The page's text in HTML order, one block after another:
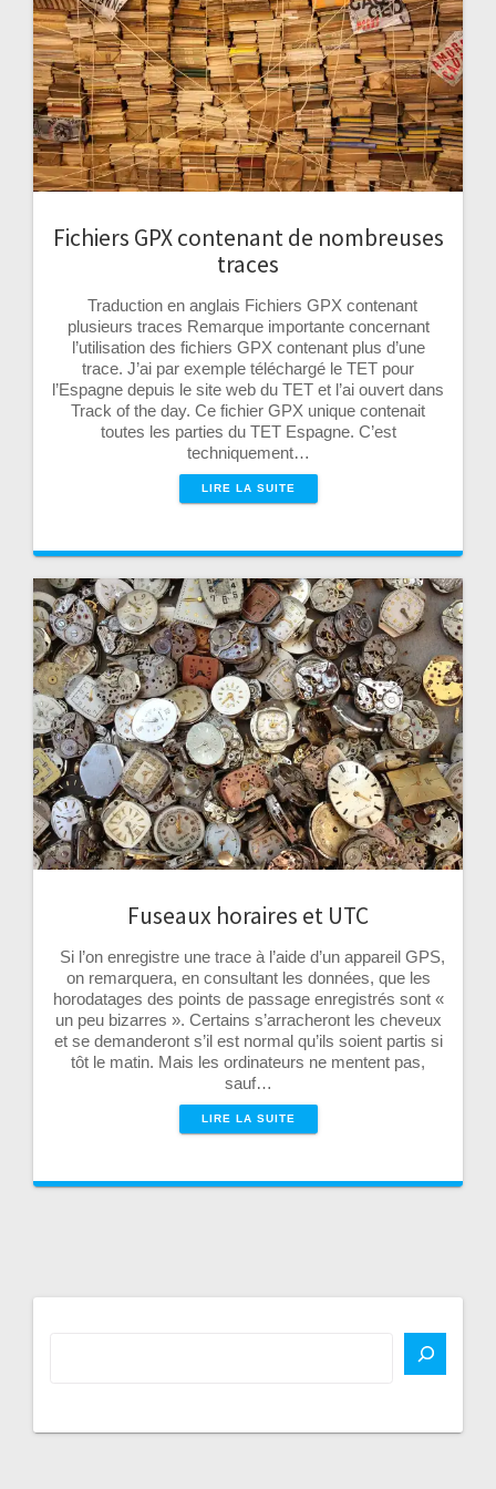
Fichiers GPX contenant de nombreuses
traces
Traduction en anglais Fichiers GPX contenant
plusieurs traces Remarque importante concernant
l’utilisation des fichiers GPX contenant plus d’une
trace. J’ai par exemple téléchargé le TET pour
l’Espagne depuis le site web du TET et l’ai ouvert dans
Track of the day. Ce fichier GPX unique contenait
toutes les parties du TET Espagne. C’est
techniquement…
LIRE LA SUITE
Fuseaux horaires et UTC
Si l’on enregistre une trace à l’aide d’un appareil GPS,
on remarquera, en consultant les données, que les
horodatages des points de passage enregistrés sont «
un peu bizarres ». Certains s’arracheront les cheveux
et se demanderont s’il est normal qu’ils soient partis si
tôt le matin. Mais les ordinateurs ne mentent pas,
sauf…
LIRE LA SUITE